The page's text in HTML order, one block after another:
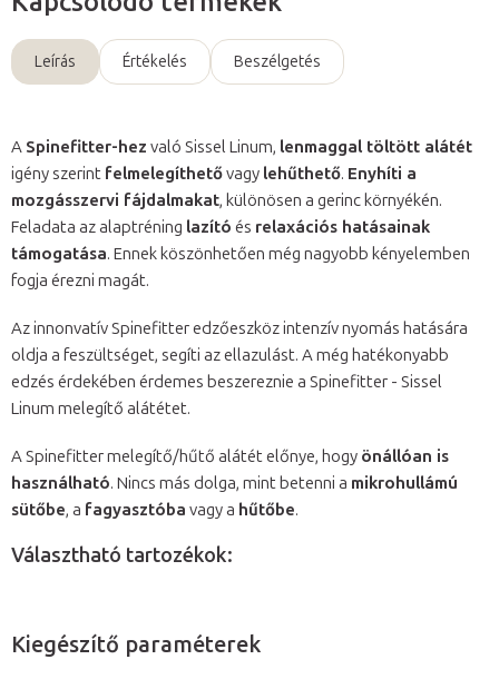
Leírás Értékelés Beszélgetés
A Spinefitter-hez való Sissel Linum, lenmaggal töltött alátét
igény szerint felmelegíthetővagy lehűthető. Enyhíti a
mozgásszervi fájdalmakat, különösen a gerinc környékén.
Feladata az alaptréning lazító és relaxációs hatásainak
támogatása. Ennek köszönhetően még nagyobb kényelemben
fogja érezni magát.
Az innonvatív Spinefitter edzőeszköz intenzív nyomás hatására
oldja a feszültséget, segíti az ellazulást. A még hatékonyabb
edzés érdekében érdemes beszereznie a Spinefitter - Sissel
Linum melegítő alátétet.
A Spinefitter melegítő/hűtő alátét előnye, hogy önállóan is
használható. Nincs más dolga, mint betenni a mikrohullámú
sütőbe, a fagyasztóba vagy a hűtőbe.
Választható tartozékok:
Kiegészítő paraméterek